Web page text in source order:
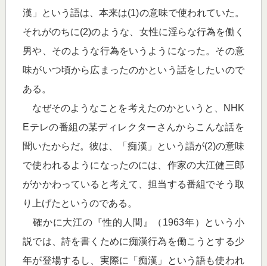
漢」という語は、本来は(1)の意味で使われていた。
それがのちに(2)のような、女性に淫らな行為を働く
男や、そのような行為をいうようになった。その意
味がいつ頃から広まったのかという話をしたいので
ある。
なぜそのようなことを考えたのかというと、NHK
Eテレの番組の某ディレクターさんからこんな話を
聞いたからだ。彼は、「痴漢」という語が(2)の意味
で使われるようになったのには、作家の大江健三郎
がかかわっていると考えて、担当する番組でそう取
り上げたというのである。
確かに大江の『性的人間』（1963年）という小
説では、詩を書くために痴漢行為を働こうとする少
年が登場するし、実際に「痴漢」という語も使われ